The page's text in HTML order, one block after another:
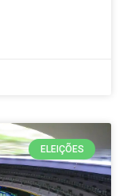
ELEIÇÕES